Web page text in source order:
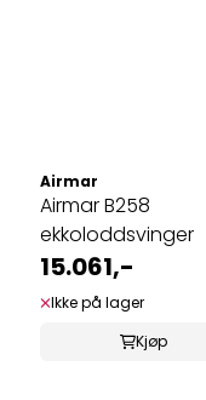
Airmar
Airmar B258
ekkoloddsvinger
15.061,-
Ikke på lager
Kjøp